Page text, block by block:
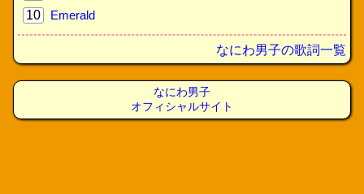
10
Emerald
なにわ男子の歌詞一覧
なにわ男子
オフィシャルサイト